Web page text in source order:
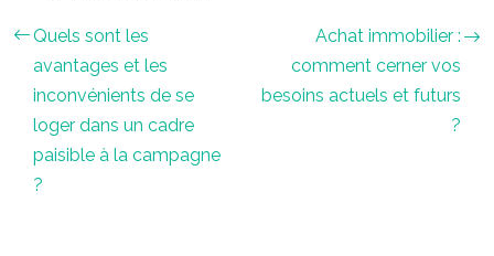
Quels sont les
avantages et les
inconvénients de se
loger dans un cadre
paisible à la campagne
?
Achat immobilier :
comment cerner vos
besoins actuels et futurs
?